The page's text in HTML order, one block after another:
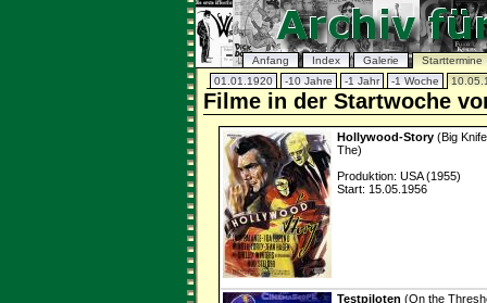
Anfang Index Galerie
Starttermine
01.01.1920
-10 Jahre -1 Jahr -1 Woche
Filme in der Startwoche
Hollywood-Story (Big
The)
Produktion: USA (1955)
Start: 15.05.1956
Testpiloten (On the